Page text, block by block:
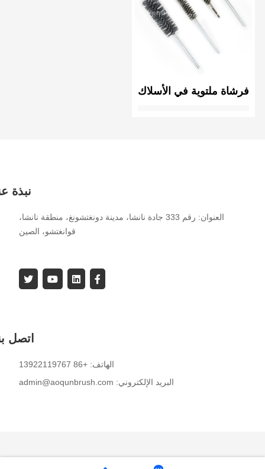
فرشاة ملتوية في الأسلاك
نبذة
العنوان: رقم 333 جادة نانشا، مدينة دونغتشونغ، منطقة نانشا،
قوانغتشو، الصين
اتصل
الهاتف: +86 13922119767
البريد الإلكتروني: admin@aoqunbrush.com